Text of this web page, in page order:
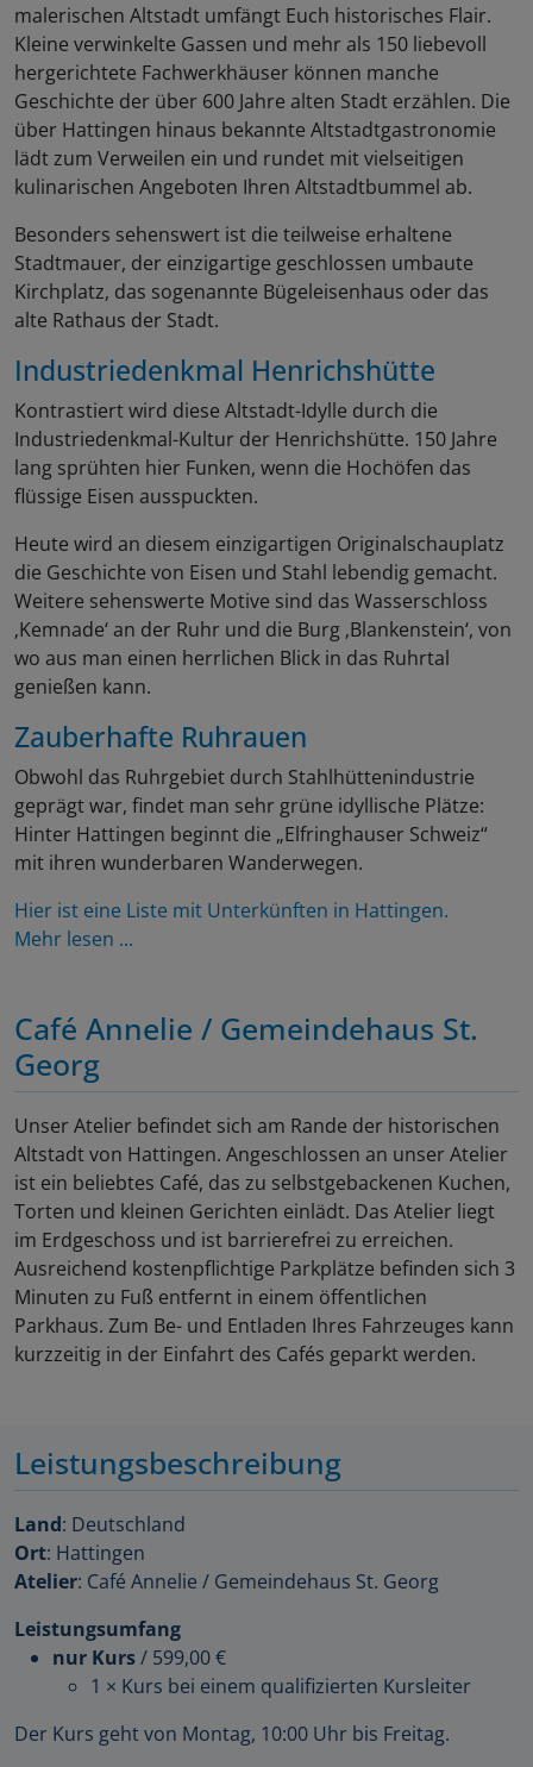
malerischen Altstadt umfängt Euch historisches Flair.
Kleine verwinkelte Gassen und mehr als 150 liebevoll
hergerichtete Fachwerkhäuser können manche
Geschichte der über 600 Jahre alten Stadt erzählen. Die
über Hattingen hinaus bekannte Altstadtgastronomie
lädt zum Verweilen ein und rundet mit vielseitigen
kulinarischen Angeboten Ihren Altstadtbummel ab.
Besonders sehenswert ist die teilweise erhaltene
Stadtmauer, der einzigartige geschlossen umbaute
Kirchplatz, das sogenannte Bügeleisenhaus oder das
alte Rathaus der Stadt.
Industriedenkmal Henrichshütte
Kontrastiert wird diese Altstadt-Idylle durch die
Industriedenkmal-Kultur der Henrichshütte. 150 Jahre
lang sprühten hier Funken, wenn die Hochöfen das
flüssige Eisen ausspuckten.
Heute wird an diesem einzigartigen Originalschauplatz
die Geschichte von Eisen und Stahl lebendig gemacht.
Weitere sehenswerte Motive sind das Wasserschloss
‚Kemnade‘ an der Ruhr und die Burg ‚Blankenstein‘, von
wo aus man einen herrlichen Blick in das Ruhrtal
genießen kann.
Zauberhafte Ruhrauen
Obwohl das Ruhrgebiet durch Stahlhüttenindustrie
geprägt war, findet man sehr grüne idyllische Plätze:
Hinter Hattingen beginnt die „Elfringhauser Schweiz“
mit ihren wunderbaren Wanderwegen.
Hier ist eine Liste mit Unterkünften in Hattingen.
Mehr lesen ...
Café Annelie / Gemeindehaus St.
Georg
Unser Atelier befindet sich am Rande der historischen
Altstadt von Hattingen. Angeschlossen an unser Atelier
ist ein beliebtes Café, das zu selbstgebackenen Kuchen,
Torten und kleinen Gerichten einlädt. Das Atelier liegt
im Erdgeschoss und ist barrierefrei zu erreichen.
Ausreichend kostenpflichtige Parkplätze befinden sich 3
Minuten zu Fuß entfernt in einem öffentlichen
Parkhaus. Zum Be- und Entladen Ihres Fahrzeuges kann
kurzzeitig in der Einfahrt des Cafés geparkt werden.
Leistungsbeschreibung
Land: Deutschland
Ort: Hattingen
Atelier: Café Annelie / Gemeindehaus St. Georg
Leistungsumfang
nur Kurs/ 599,00 €
1 × Kurs bei einem qualifizierten Kursleiter
Der Kurs geht von Montag, 10:00 Uhr bis Freitag.